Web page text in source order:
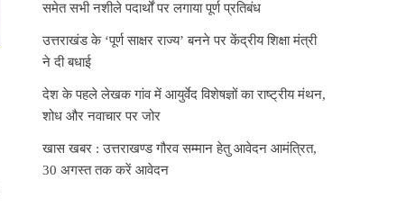
समेत सभी नशीले पदार्थों पर लगाया पूर्ण प्रतिबंध
उत्तराखंड के ‘पूर्ण साक्षर राज्य’ बनने पर केंद्रीय शिक्षा मंत्री
ने दी बधाई
देश के पहले लेखक गांव में आयुर्वेद विशेषज्ञों का राष्ट्रीय मंथन,
शोध और नवाचार पर जोर
खास खबर : उत्तराखण्ड गौरव सम्मान हेतु आवेदन आमंत्रित,
30 अगस्त तक करें आवेदन